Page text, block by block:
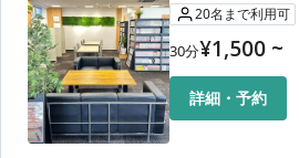
20名 まで利用可
30分¥1,500 ~
詳細・予約